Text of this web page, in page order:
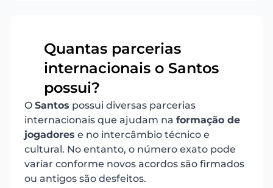
Quantas parcerias
internacionais o Santos
possui?
O Santos possui diversas parcerias
internacionais que ajudam na formação de
jogadores e no intercâmbio técnico e
cultural. No entanto, o número exato pode
variar conforme novos acordos são firmados
ou antigos são desfeitos.